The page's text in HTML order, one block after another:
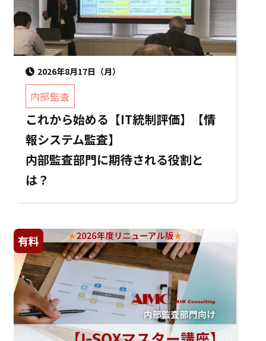
2026年8月17日（月）
内部監査
これから始める【IT統制評価】【情
報システム監査】
内部監査部門に期待される役割と
は？
有料